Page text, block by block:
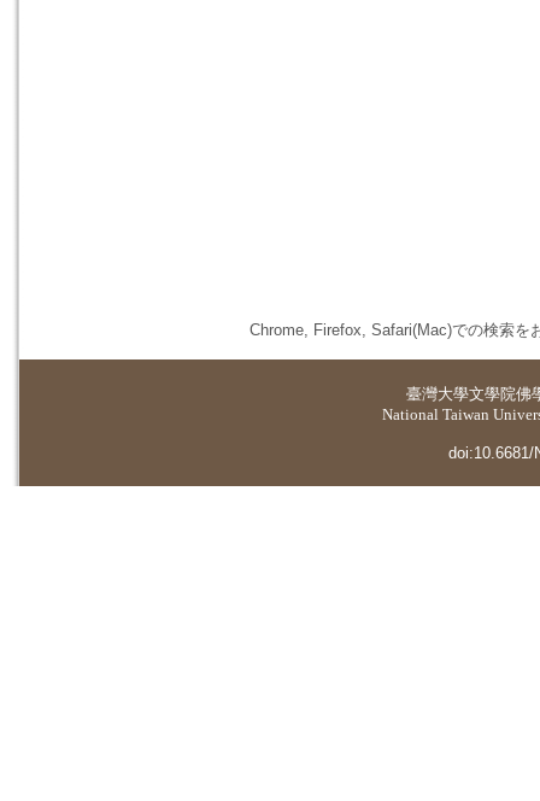
Chrome, Firefox, Safari(Mac)での検索を
臺灣大學文學院佛
National Taiwan
doi:10.6681/